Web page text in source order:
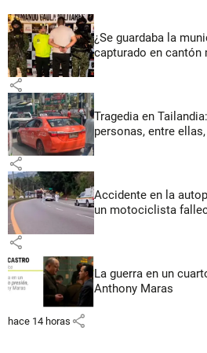
¿Se guardaba la
capturado en cantón
share
Tragedia en
personas, entre
share
Accidente en la
un motociclista
share
La guerra en un
Anthony Maras
hace 14 horas share